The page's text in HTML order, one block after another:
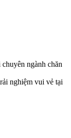
ngành chăn
nghiệm vui vẻ tại